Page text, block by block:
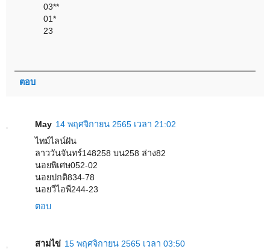
03**
01*
23
ตอบ
May 14 พฤศจิกายน 2565 เวลา 21:02
ไทม์ไลน์ฝัน
ลาววันจันทร์148258 บน258 ล่าง82
นอยพิเศษ052-02
นอยปกติ834-78
นอยวีไอพี244-23
ตอบ
สามไข่ 15 พฤศจิกายน 2565 เวลา 03:50